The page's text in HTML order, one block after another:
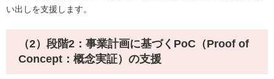
い出しを支援します。
（2）段階2：事業計画に基づくPoC（Proof of
Concept：概念実証）の支援